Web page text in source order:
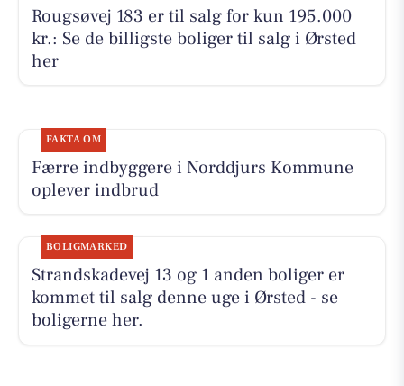
Rougsøvej 183 er til salg for kun 195.000
kr.: Se de billigste boliger til salg i Ørsted
her
FAKTA OM
Færre indbyggere i Norddjurs Kommune
oplever indbrud
BOLIGMARKED
Strandskadevej 13 og 1 anden boliger er
kommet til salg denne uge i Ørsted - se
boligerne her.